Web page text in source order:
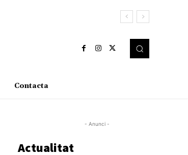
Contacta
- Anunci -
Actualitat